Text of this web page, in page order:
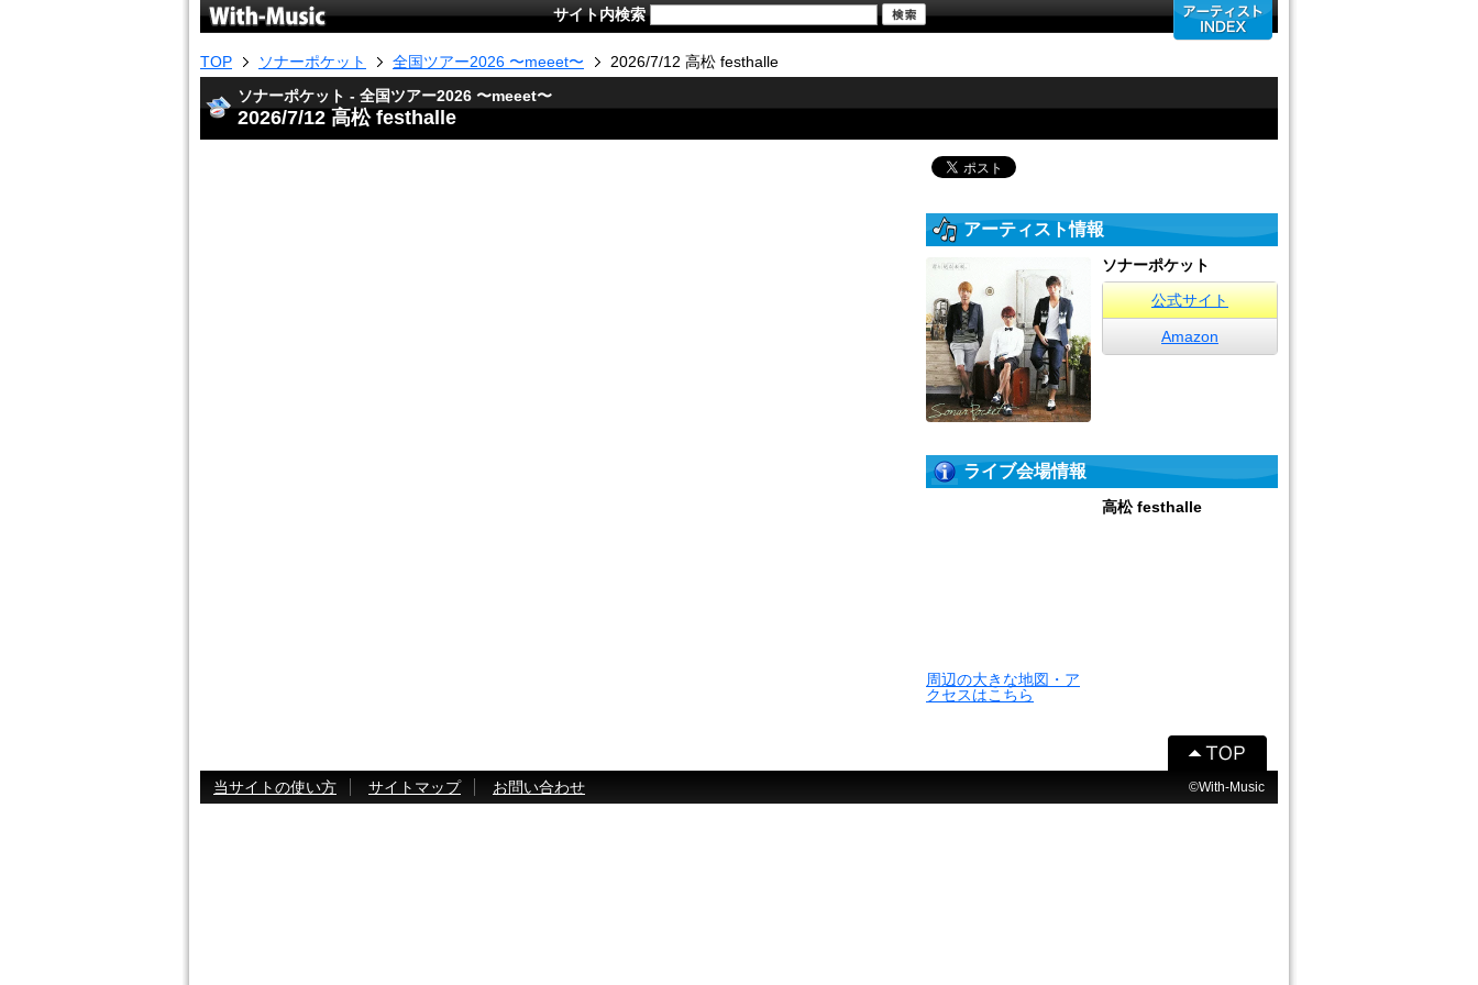
サイト内検索
TOP ソナーポケット 全国ツアー2026 〜meeet〜
2026/7/12 高松 festhalle
ソナーポケット - 全国ツアー2026 〜meeet〜
2026/7/12 高松 festhalle
アーティスト情報
ソナーポケット
公式サイト
Amazon
ライブ会場情報
周辺の大きな地図・ア
クセスはこちら
高松 festhalle
当サイトの使い方 サイトマップ お問い合わせ ©With-Music